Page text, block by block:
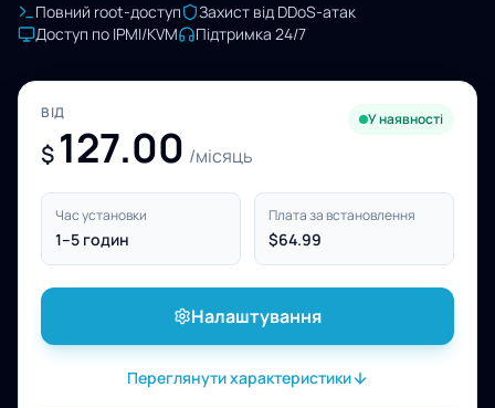
Повний root-доступ
Захист від DDoS-атак
Доступ по IPMI/KVM
Підтримка 24/7
ВІД
$ 127.00 /місяць
У наявності
Час установки
1–5 годин
Плата за встановлення
$64.99
Налаштування
Переглянути характеристики